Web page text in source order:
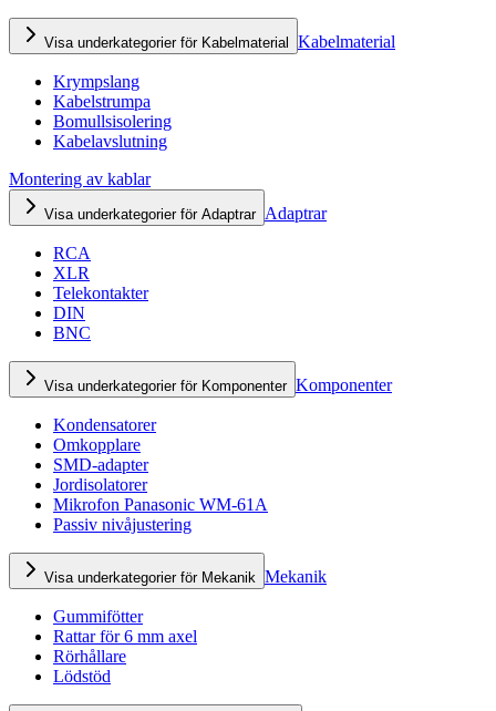
Visa underkategorier för Kabelmaterial Kabelmaterial
Krympslang
Kabelstrumpa
Bomullsisolering
Kabelavslutning
Montering av kablar
Visa underkategorier för Adaptrar Adaptrar
RCA
XLR
Telekontakter
DIN
BNC
Visa underkategorier för Komponenter Komponenter
Kondensatorer
Omkopplare
SMD-adapter
Jordisolatorer
Mikrofon Panasonic WM-61A
Passiv nivåjustering
Visa underkategorier för Mekanik Mekanik
Gummifötter
Rattar för 6 mm axel
Rörhållare
Lödstöd